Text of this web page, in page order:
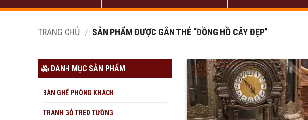
TRANG CHỦ / SẢN PHẨM ĐƯỢC GẮN THẺ “ĐỒNG HỒ CÂY ĐẸP”
DANH MỤC SẢN PHẨM
BÀN GHẾ PHÒNG KHÁCH
TRANH GỖ TREO TƯỜNG